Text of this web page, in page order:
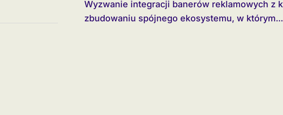
Wyzwanie integracji banerów reklamowych z kampanią content marketingową polega na
zbudowaniu spójnego ekosystemu, w którym...